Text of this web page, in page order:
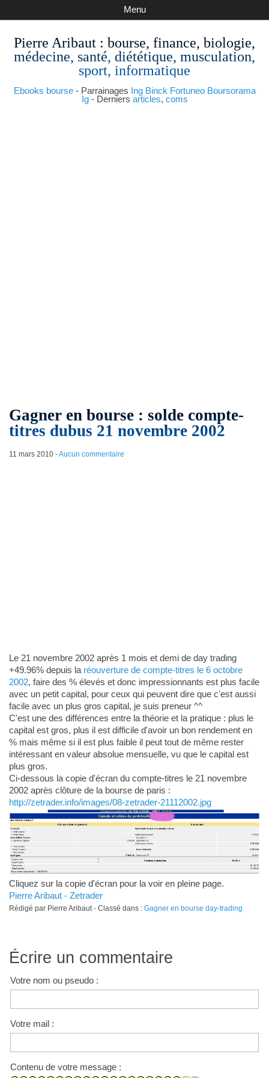
Pierre Aribaut : bourse, finance, biologie,
médecine, santé, diététique, musculation,
sport, informatique
Ebooks bourse- Parrainages Ing Binck Fortuneo Boursorama
Ig- Derniers articles, coms
Menu
Gagner en bourse : solde compte-
titres dubus 21 novembre 2002
11 mars 2010-Aucun commentaire
Le 21 novembre 2002 après 1 mois et demi de day trading
+49.96% depuis la réouverture de compte-titres le 6 octobre
2002, faire des % élevés et donc impressionnants est plus facile
avec un petit capital, pour ceux qui peuvent dire que c'est aussi
facile avec un plus gros capital, je suis preneur ^^
C'est une des différences entre la théorie et la pratique : plus le
capital est gros, plus il est difficile d'avoir un bon rendement en
% mais même si il est plus faible il peut tout de même rester
intéressant en valeur absolue mensuelle, vu que le capital est
plus gros.
Ci-dessous la copie d'écran du compte-titres le 21 novembre
2002 après clôture de la bourse de paris :
http://zetrader.info/images/08-zetrader-21112002.jpg
Cliquez sur la copie d'écran pour la voir en pleine page.
Pierre Aribaut - Zetrader
Rédigé par Pierre Aribaut - Classé dans : Gagner en bourse day-trading
Écrire un commentaire
Votre nom ou pseudo :
Votre mail :
Contenu de votre message :